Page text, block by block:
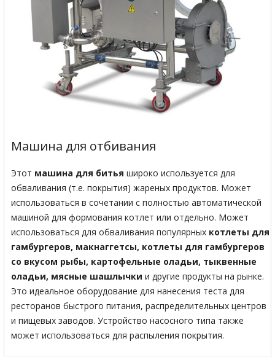
Машина для отбивания
Этот машина для битья широко используется для
обваливания (т.е. покрытия) жареных продуктов. Может
использоваться в сочетании с полностью автоматической
машиной для формования котлет или отдельно. Может
использоваться для обваливания популярных котлеты для
гамбургеров, макнаггетсы, котлеты для гамбургеров
со вкусом рыбы, картофельные оладьи, тыквенные
оладьи, мясные шашлычки и другие продукты на рынке.
Это идеальное оборудование для нанесения теста для
ресторанов быстрого питания, распределительных центров
и пищевых заводов. Устройство насосного типа также
может использоваться для распыления покрытия.